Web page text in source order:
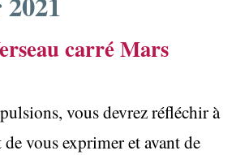
carré Mars
vous devrez réfléchir à
vous exprimer et avant de